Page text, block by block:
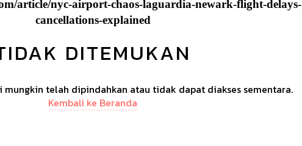
article/nyc-airport-chaos-laguardia-newark-flight-delays-
cancellations-explained
DITEMUKAN
mungkin telah dipindahkan atau tidak dapat diakses sementara.
Kembali ke Beranda